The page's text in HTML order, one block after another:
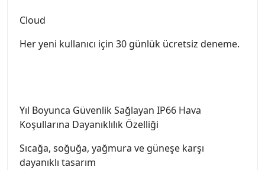
Cloud
Her yeni kullanıcı için 30 günlük ücretsiz deneme.
Yıl Boyunca Güvenlik Sağlayan IP66 Hava
Koşullarına Dayanıklılık Özelliği
Sıcağa, soğuğa, yağmura ve güneşe karşı
dayanıklı tasarım